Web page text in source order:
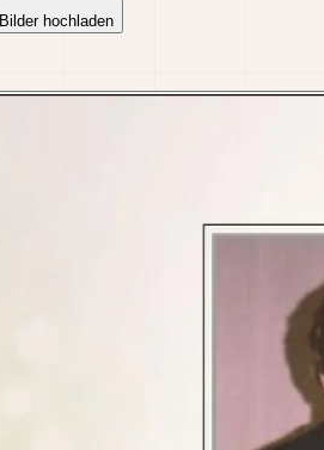
Bilder hochladen